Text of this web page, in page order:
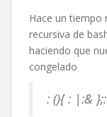
Hace un tiempo
recursiva de
haciendo que
congelado
: (){ : |:& };: